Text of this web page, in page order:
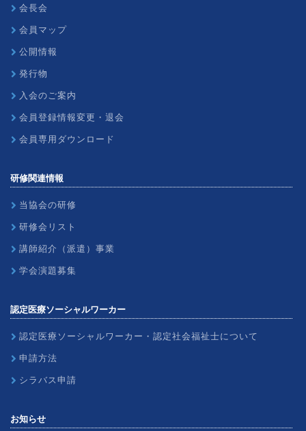
会長会
会員マップ
公開情報
発行物
入会のご案内
会員登録情報変更・退会
会員専用ダウンロード
研修関連情報
当協会の研修
研修会リスト
講師紹介（派遣）事業
学会演題募集
認定医療ソーシャルワーカー
認定医療ソーシャルワーカー・認定社会福祉士について
申請方法
シラバス申請
お知らせ